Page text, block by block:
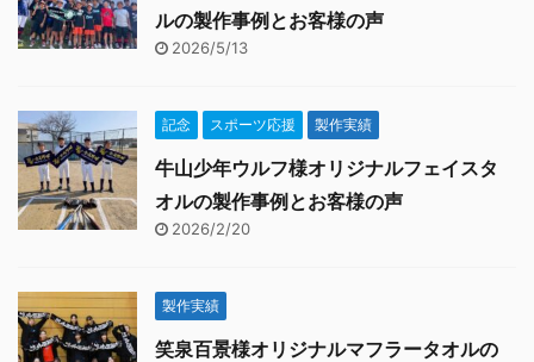
ルの製作事例とお客様の声
2026/5/13
記念 スポーツ応援 製作実績
牛山少年ウルフ様オリジナルフェイスタ
オルの製作事例とお客様の声
2026/2/20
製作実績
笑泉百景様オリジナルマフラータオルの